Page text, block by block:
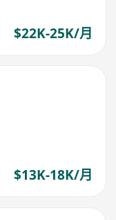
$22K-25K/月
$13K-18K/月